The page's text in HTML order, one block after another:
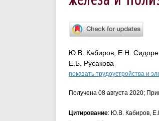
Ю.В. Кабиров, Е.Н.
Е.Б. Русакова
показать трудоустройства и
Получена 08 августа 2020;
Цитирование: Ю.В. Кабиров,